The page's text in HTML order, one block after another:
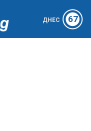
ДНЕС 67